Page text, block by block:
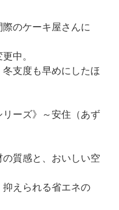
のケーキ屋さんに
中。
支度も早めにしたほ
ーズ》～安住（あず
質感と、おいしい空
えられる省エネの